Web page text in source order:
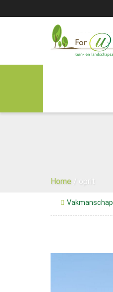
Overkappingen
Home / oprit
Vakmanschap